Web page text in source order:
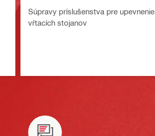
Súpravy príslušenstva pre upevnenie
vŕtacích stojanov